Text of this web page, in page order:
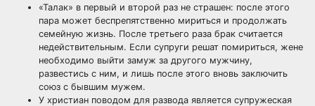
«Талак» в первый и второй раз не страшен: после этого
пара может беспрепятственно мириться и продолжать
семейную жизнь. После третьего раза брак считается
недействительным. Если супруги решат помириться, жене
необходимо выйти замуж за другого мужчину,
развестись с ним, и лишь после этого вновь заключить
союз с бывшим мужем.
У христиан поводом для развода является супружеская